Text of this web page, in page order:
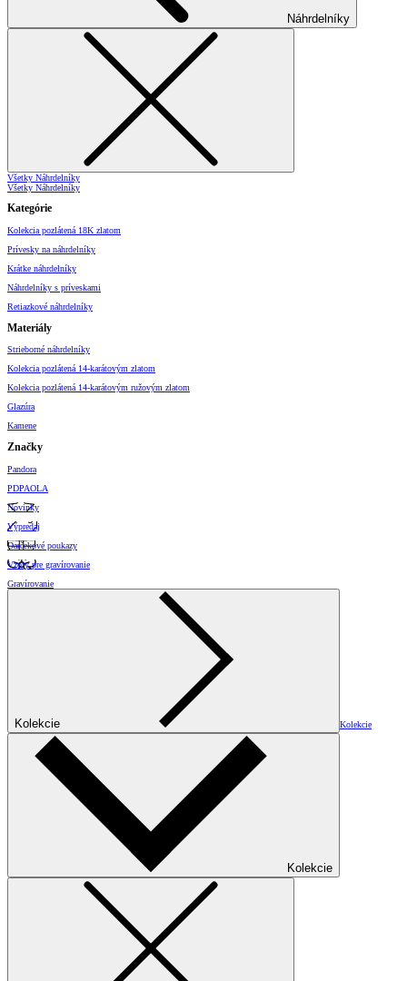
Náhrdelníky
Všetky Náhrdelníky
Všetky Náhrdelníky
Kategórie
Kolekcia pozlátená 18K zlatom
Prívesky na náhrdelníky
Krátke náhrdelníky
Náhrdelníky s príveskami
Retiazkové náhrdelníky
Materiály
Strieborné náhrdelníky
Kolekcia pozlátená 14-karátovým zlatom
Kolekcia pozlátená 14-karátovým ružovým zlatom
Glazúra
Kamene
Značky
Pandora
PDPAOLA
Novinky
Výpredaj
Darčekové poukazy
Vzory pre gravírovanie
Gravírovanie
Kolekcie Kolekcie
Kolekcie